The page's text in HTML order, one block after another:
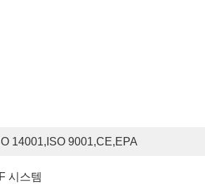
14001,ISO 9001,CE,EPA
시스템